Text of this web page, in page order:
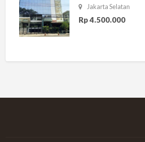
Jakarta Selatan
Rp 4.500.000